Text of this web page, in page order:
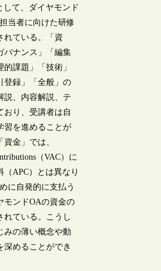
して、ダイヤモンド
当者に向けた研修
れている。「資
バナンス」「編集
課題」「技術」
登録」「全般」の
説、内容解説、テ
おり、受講者は自
習を進めることが
金」では、
（VAC）に
APC）とは異なり
に自発的に支払う
モンドOAの資金の
れている。こうし
みの薄い概念や動
深めることができ